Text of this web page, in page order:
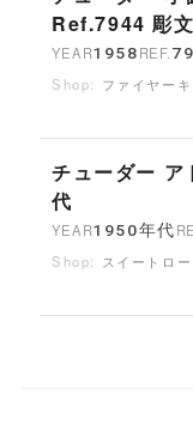
Ref.7944 彫
YEAR1958REF.
ファイヤー
チューダー アドバイザ
代
YEAR1950年代
スイートロー